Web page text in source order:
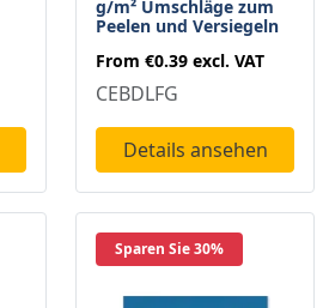
g/m² Umschläge zum
Peelen und Versiegeln
From €0.39 excl. VAT
CEBDLFG
Details ansehen
Sparen Sie 30%